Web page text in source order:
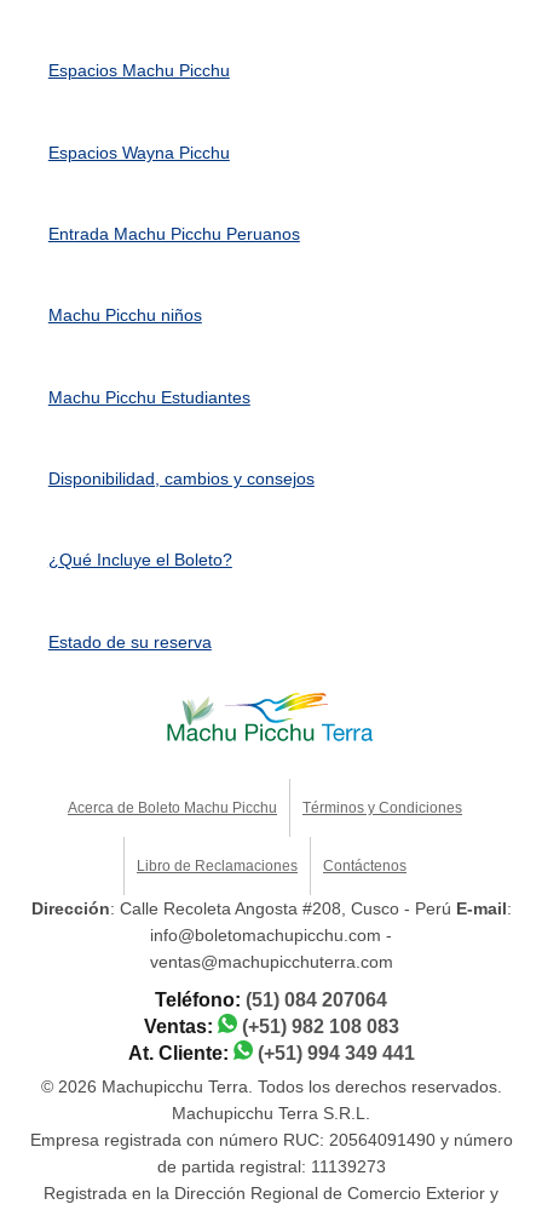
Espacios Machu Picchu
Espacios Wayna Picchu
Entrada Machu Picchu Peruanos
Machu Picchu niños
Machu Picchu Estudiantes
Disponibilidad, cambios y consejos
¿Qué Incluye el Boleto?
Estado de su reserva
Acerca de Boleto Machu Picchu Términos y Condiciones
Libro de Reclamaciones Contáctenos
Dirección: Calle Recoleta Angosta #208, Cusco - Perú E-mail:
info@boletomachupicchu.com -
ventas@machupicchuterra.com
Teléfono: (51) 084 207064
Ventas:
(+51) 982 108 083
At. Cliente:
(+51) 994 349 441
© 2026 Machupicchu Terra. Todos los derechos reservados.
Machupicchu Terra S.R.L.
Empresa registrada con número RUC: 20564091490 y número
de partida registral: 11139273
Registrada en la Dirección Regional de Comercio Exterior y